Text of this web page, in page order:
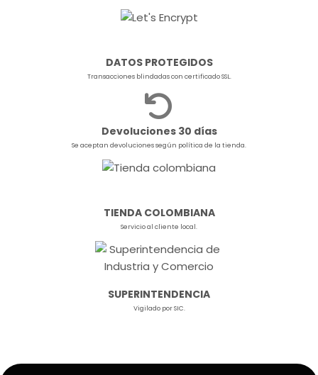
DATOS PROTEGIDOS
Transacciones blindadas con certificado SSL.
Devoluciones 30 días
Se aceptan devoluciones según política de la tienda.
TIENDA COLOMBIANA
Servicio al cliente local.
SUPERINTENDENCIA
Vigilado por SIC.